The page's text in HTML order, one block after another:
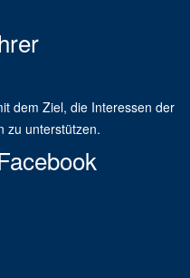
dem Ziel, die Interessen der
zu unterstützen.